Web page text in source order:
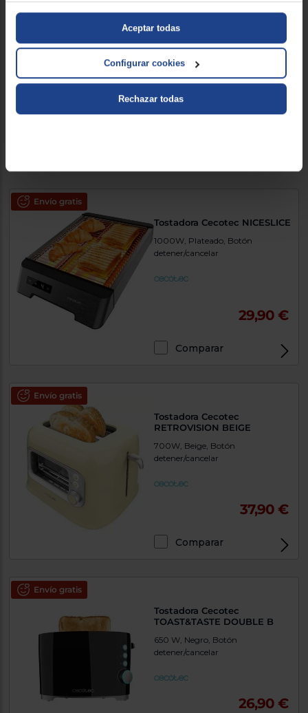
Aceptar todas
Configurar cookies
Rechazar todas
Tostadora Cecotec
DOUBLE
1500W, Plateado, Botón
detener/cancelar
Envío gratis
Tostadora Cecotec NICESLICE
1000W, Plateado, Botón
detener/cancelar
29,90 €
Comparar
Envío gratis
Tostadora Cecotec
RETROVISION BEIGE
700W, Beige, Botón
detener/cancelar
37,90 €
Comparar
Envío gratis
Tostadora Cecotec
TOAST&TASTE DOUBLE B
650 W, Negro, Botón
detener/cancelar
26,90 €